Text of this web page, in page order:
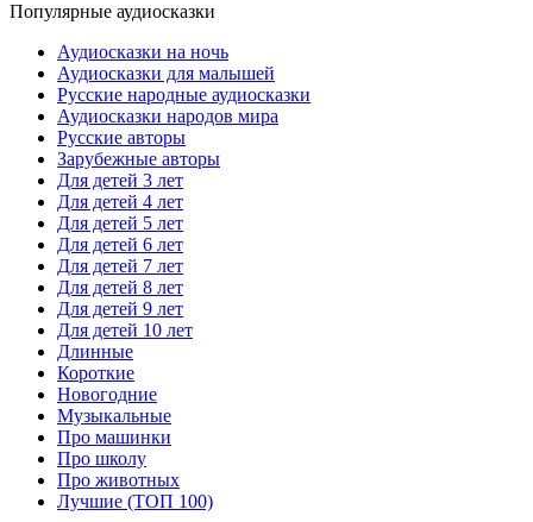
Популярные аудиосказки
Аудиосказки на ночь
Аудиосказки для малышей
Русские народные аудиосказки
Аудиосказки народов мира
Русские авторы
Зарубежные авторы
Для детей 3 лет
Для детей 4 лет
Для детей 5 лет
Для детей 6 лет
Для детей 7 лет
Для детей 8 лет
Для детей 9 лет
Для детей 10 лет
Длинные
Короткие
Новогодние
Музыкальные
Про машинки
Про школу
Про животных
Лучшие (ТОП 100)